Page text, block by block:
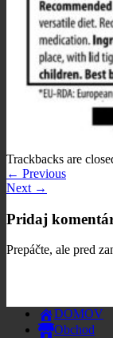
Trackbacks are
← Previous
Next →
Pridaj
Prepáčte, ale pred
DOMOV
Obchod